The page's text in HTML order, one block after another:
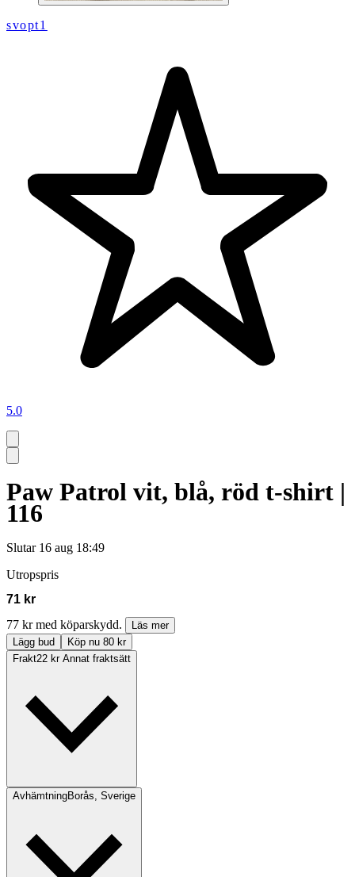
svopt1
5.0
Paw Patrol vit, blå, röd t-shirt |
116
Slutar 16 aug 18:49
Utropspris
71 kr
77 kr med köparskydd.
Läs mer
Lägg bud
Köp nu 80 kr
Frakt22 kr Annat fraktsätt
AvhämtningBorås, Sverige